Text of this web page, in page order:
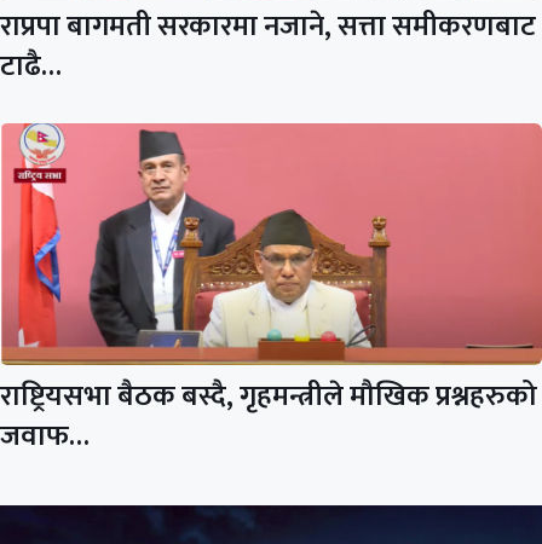
राप्रपा बागमती सरकारमा नजाने, सत्ता समीकरणबाट
टाढै…
राष्ट्रियसभा बैठक बस्दै, गृहमन्त्रीले मौखिक प्रश्नहरुको
जवाफ…